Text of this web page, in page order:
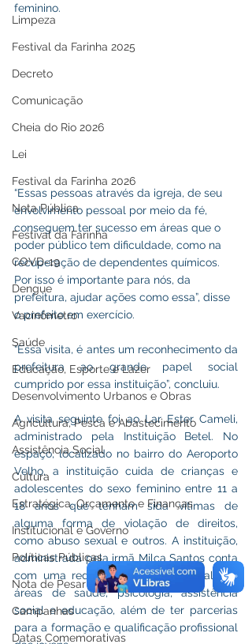
Limpeza
Festival da Farinha 2025
Decreto
Comunicação
Cheia do Rio 2026
Lei
Festival da Farinha 2026
Nota Pública
Festival da Farinha
COVD-19
Dengue
Vacinômetro
Saúde
Educação, Esporte e Lazer
Desenvolvimento Urbanos e Obras
Agricultura, Pesca e Abastecimento
Assistência Social
Cultura
Estratégica, Orçamento e Finanças
Institucional e Governo
Políticas Públicas
Nota de Pesar
Campanhas
Datas Comemorativas
feminino.
“Essas pessoas através da igreja, de seu
envolvimento pessoal por meio da fé,
conseguem ter sucesso em áreas que o
poder público tem dificuldade, como na
recuperação de dependentes químicos.
Por isso é importante para nós, da
prefeitura, ajudar ações como essa”, disse
o prefeito em exercício.
“Essa visita, é antes um reconhecimento da
prefeitura ao grande papel social
cumprido por essa instituição”, concluiu.
A visita seguinte foi ao Lar Ester Cameli,
administrado pela Instituição Betel. No
espaço, localizado no bairro do Aeroporto
Velho, a instituição cuida de crianças e
adolescentes do sexo feminino entre 11 a
18 anos que tenham sida vítimas de
alguma forma de violação de direitos,
como abuso sexual e outros. A instituição,
administrada pela irmã Milca Santos conta
com uma rede de apoio profissional das
áreas de saúde, psicologia, assistência
social e educação, além de ter parcerias
para a formação e qualificação profissional